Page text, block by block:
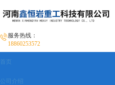
服务热线：
18860253572
首页
公司介绍